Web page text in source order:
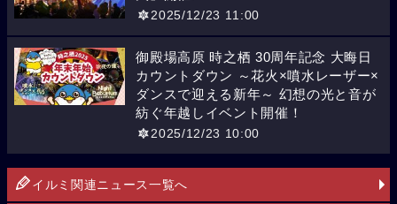
2025/12/23 11:00
御殿場高原 時之栖 30周年記念 大晦日
カウントダウン ～花火×噴水レーザー×
ダンスで迎える新年～ 幻想の光と音が
紡ぐ年越しイベント開催！
2025/12/23 10:00
イルミ関連ニュース一覧へ